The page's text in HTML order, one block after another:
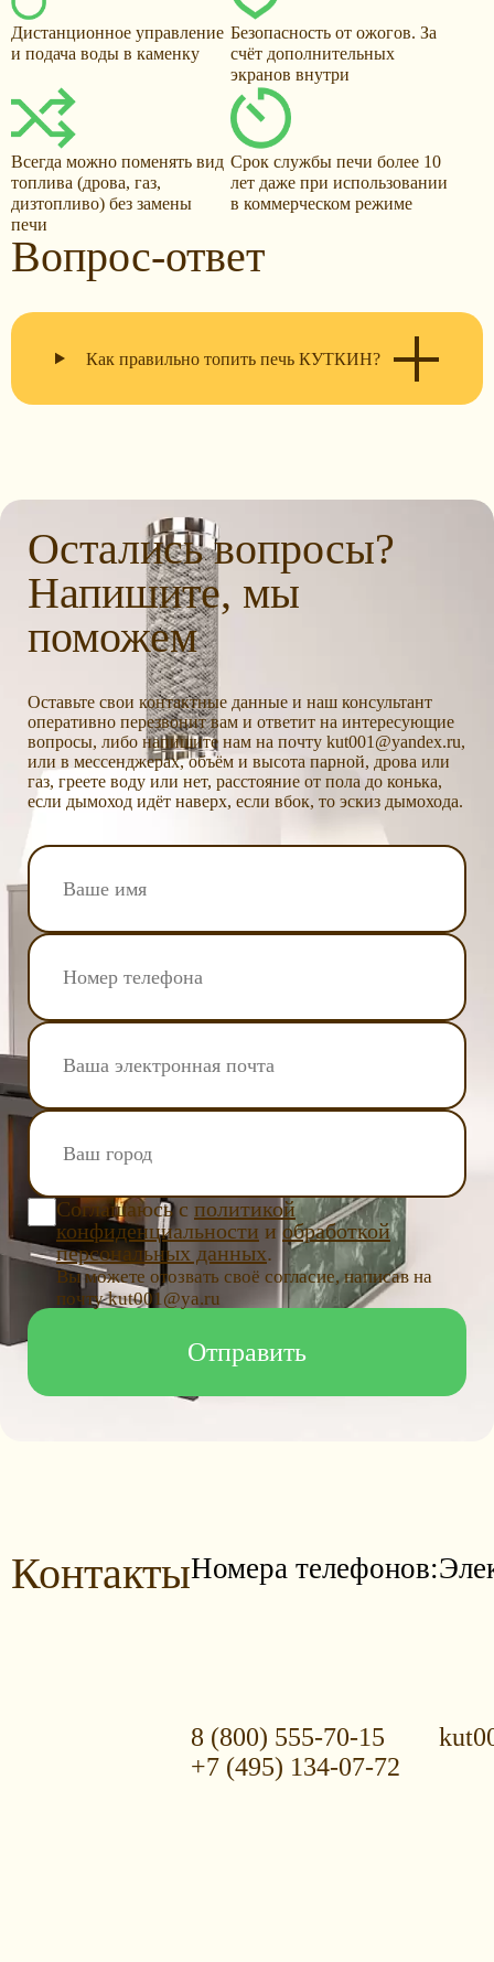
Дистанционное управление
и подача воды в каменку
Безопасность от ожогов. За
счёт дополнительных
экранов внутри
Всегда можно поменять вид
топлива (дрова, газ,
дизтопливо) без замены
печи
Срок службы печи более 10
лет даже при использовании
в коммерческом режиме
Вопрос-ответ
Как правильно топить печь КУТКИН?
Остались вопросы?
Напишите, мы
поможем
Оставьте свои контактные данные и наш консультант
оперативно перезвонит вам и ответит на интересующие
вопросы, либо напишите нам на почту kut001@yandex.ru,
или в мессенджерах, объём и высота парной, дрова или
газ, греете воду или нет, расстояние от пола до конька,
если дымоход идёт наверх, если вбок, то эскиз дымохода.
Соглашаюсь с политикой
конфиденциальности и обработкой
персональных данных.
Вы можете отозвать своё согласие, написав на
почту kut001@ya.ru
КонтактыНомера телефонов:
8 (800) 555-70-15
+7 (495) 134-07-72